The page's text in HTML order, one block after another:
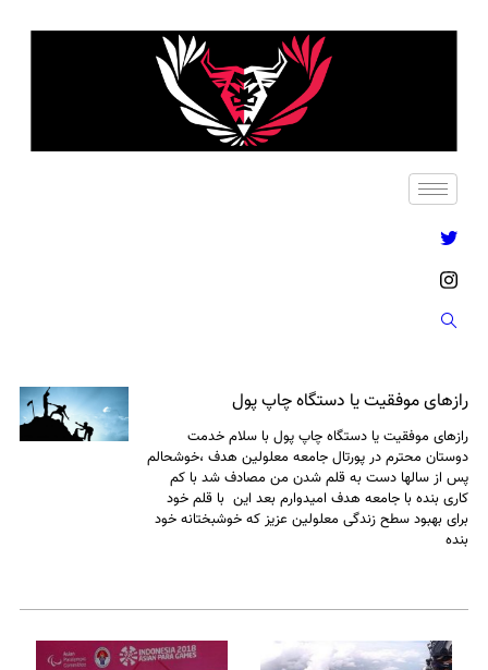
رازهای موفقیت یا دستگاه چاپ پول
رازهای موفقیت یا دستگاه چاپ پول با سلام خدمت
دوستان محترم در پورتال جامعه معلولین هدف ،خوشحالم
پس از سالها دست به قلم شدن من مصادف شد با کم
کاری بنده با جامعه هدف امیدوارم بعد این با قلم خود
برای بهبود سطح زندگی معلولین عزیز که خوشبختانه خود
بنده